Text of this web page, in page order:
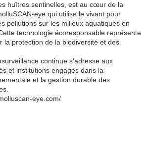
huîtres sentinelles, est au cœur de la
eye qui utilise le vivant pour
pollutions sur les milieux aquatiques en
technologie écoresponsable représente
la protection de la biodiversité et des
continue s’adresse aux
et institutions engagés dans la
et la gestion durable des
eye.com/